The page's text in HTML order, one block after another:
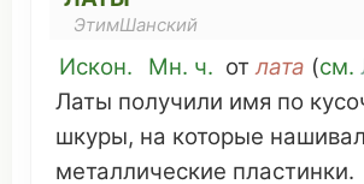
ЭтимШанский
Искон. Мн. ч. отлата (см.
Латы получили имя по
шкуры, на которые
металлические пластинки.